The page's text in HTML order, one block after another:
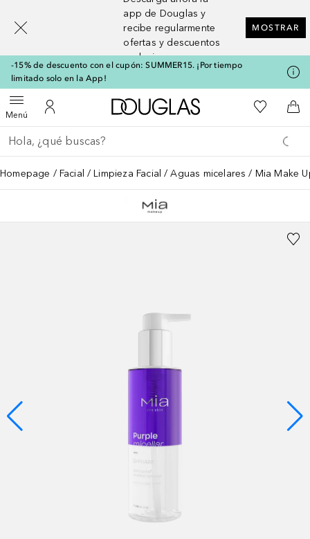
app de Douglas y
recibe regularmente
ofertas y descuentos
exclusivos
MOSTRAR
-15% de descuento con el cupón: SUMMER15. ¡Por tiempo
limitado solo en la App!
MenúAbrir menúMi cuenta
A Douglas HomeMi lista de
A
Regresar
Ejecutar búsqueda
Homepage Facial Limpieza Facial Aguas micelares Mia Make
[navigation.slideout.screenreader]